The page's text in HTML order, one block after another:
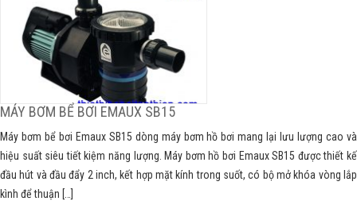
MÁY BƠM BỂ BƠI EMAUX SB15
Máy bơm bể bơi Emaux SB15 dòng máy bơm hồ bơi mang lại lưu lượng cao và
hiệu suất siêu tiết kiệm năng lượng. Máy bơm hồ bơi Emaux SB15 được thiết kế
đầu hút và đầu đẩy 2 inch, kết hợp mặt kính trong suốt, có bộ mở khóa vòng lắp
kình để thuận […]